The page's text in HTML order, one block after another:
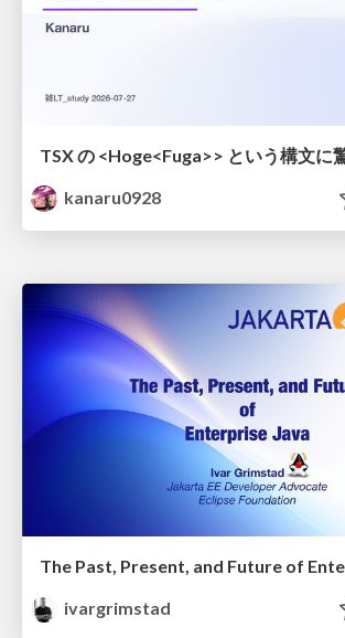
kanaru0928
The Past, Present, and Future of
ivargrimstad